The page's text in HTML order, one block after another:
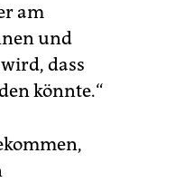
am
und
dass
könnte.“